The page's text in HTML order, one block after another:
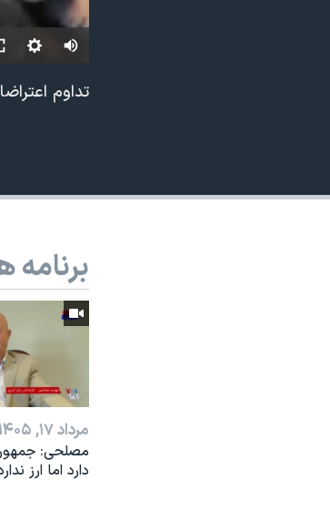
تداوم
برنامه
مرداد ۱۷, ۱۴۰۵
مصلحی:
دارد اما ارز